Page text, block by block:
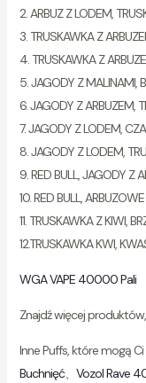
2. ARBUZ Z LODEM,
3. TRUSKAWKA Z
4. TRUSKAWKA Z
5. JAGODY Z MALINAMI,
6. JAGODY Z ARBUZEM,
7. JAGODY Z LODEM,
8. JAGODY Z LODEM,
9. RED BULL, JAGODY Z
10. RED BULL,
11. TRUSKAWKA Z KIWI,
12.TRUSKAWKA KWI,
WGA VAPE 40000 Pali
Znajdź więcej
Inne Puffs, które mogą
Buchnięć、 Vozol Rave